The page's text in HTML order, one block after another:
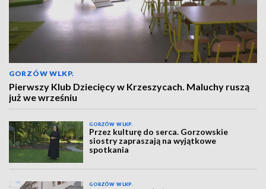
GORZÓW WLKP.
Pierwszy Klub Dziecięcy w Krzeszycach. Maluchy ruszą
już we wrześniu
GORZÓW WLKP.
Przez kulturę do serca. Gorzowskie
siostry zapraszają na wyjątkowe
spotkania
GORZÓW WLKP.